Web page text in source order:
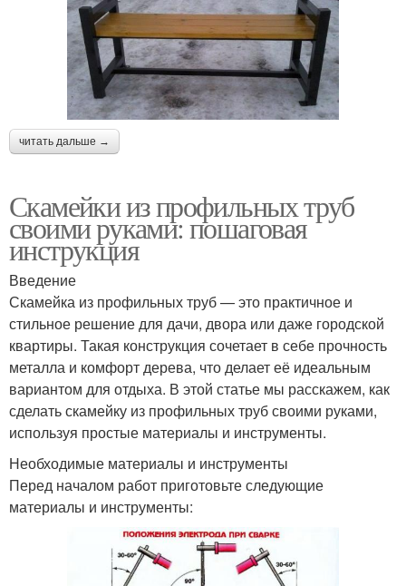
читать дальше →
Скамейки из профильных труб
своими руками: пошаговая
инструкция
Введение
Скамейка из профильных труб — это практичное и
стильное решение для дачи, двора или даже городской
квартиры. Такая конструкция сочетает в себе прочность
металла и комфорт дерева, что делает её идеальным
вариантом для отдыха. В этой статье мы расскажем, как
сделать скамейку из профильных труб своими руками,
используя простые материалы и инструменты.
Необходимые материалы и инструменты
Перед началом работ приготовьте следующие
материалы и инструменты: